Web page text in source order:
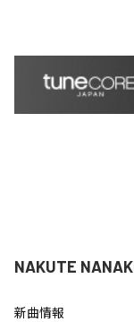
NAKUTE
新曲情報